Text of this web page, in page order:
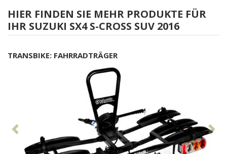
HIER FINDEN SIE MEHR PRODUKTE FÜR
IHR SUZUKI SX4 S-CROSS SUV 2016
TRANSBIKE: FAHRRADTRÄGER